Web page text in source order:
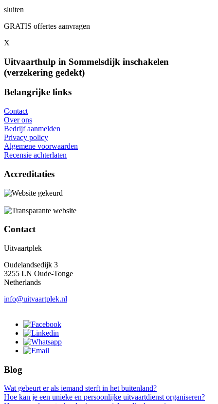
sluiten
GRATIS offertes aanvragen
X
Uitvaarthulp in Sommelsdijk inschakelen
(verzekering gedekt)
Belangrijke links
Contact
Over ons
Bedrijf aanmelden
Privacy policy
Algemene voorwaarden
Recensie achterlaten
Accreditaties
Contact
Uitvaartplek
Oudelandsedijk 3
3255 LN Oude-Tonge
Netherlands
info@uitvaartplek.nl
Blog
Wat gebeurt er als iemand sterft in het buitenland?
Hoe kan je een unieke en persoonlijke uitvaartdienst organiseren?